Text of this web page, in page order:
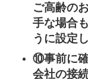
ご高齢の
手な場合
うに設定
⑩事前に
会社の接